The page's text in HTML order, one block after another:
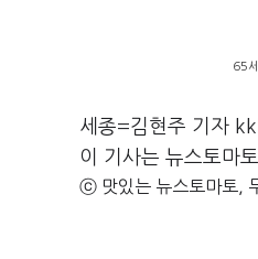
65
세종=김현주 기자
이 기사는 뉴스토마
ⓒ 맛있는 뉴스토마토,